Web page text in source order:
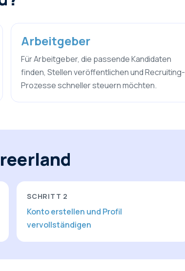
Arbeitgeber
Für Arbeitgeber, die passende Kandidaten
finden, Stellen veröffentlichen und Recruiting-
Prozesse schneller steuern möchten.
SCHRITT 2
Konto erstellen und Profil
vervollständigen